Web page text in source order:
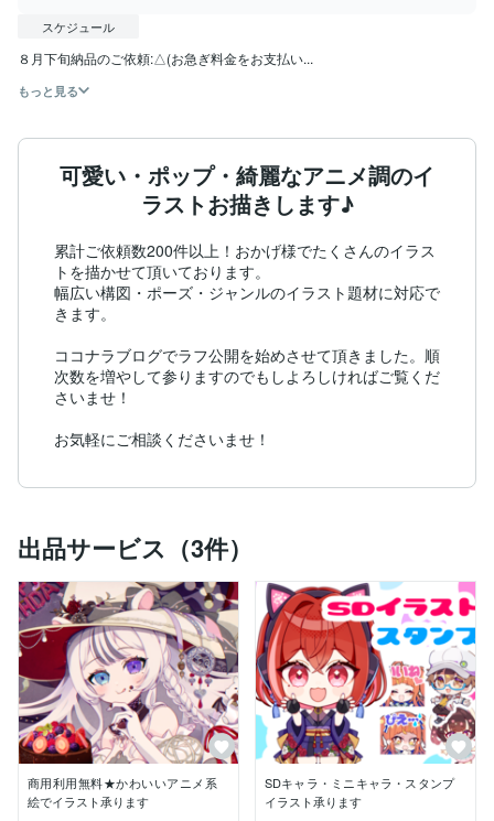
スケジュール
８月下旬納品のご依頼:△(お急ぎ料金をお支払い...
もっと見る
可愛い・ポップ・綺麗なアニメ調のイ
ラストお描きします♪
累計ご依頼数200件以上！おかげ様でたくさんのイラス
トを描かせて頂いております。
幅広い構図・ポーズ・ジャンルのイラスト題材に対応で
きます。
ココナラブログでラフ公開を始めさせて頂きました。順
次数を増やして参りますのでもしよろしければご覧くだ
さいませ！
出品サービス（3件）
商用利用無料★かわいいアニメ系
絵でイラスト承ります
SDキャラ・ミニキャラ・スタンプ
イラスト承ります